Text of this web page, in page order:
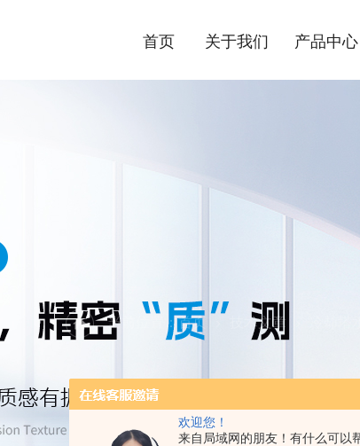
欢迎您！
来自局域网的朋友！有什么可以
首页 关于我们 产品中心
当前位置：首页 技术文章 冷却塔